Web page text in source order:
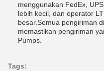
menggunakan FedEx,
lebih kecil, dan operator
besar.Semua pengiriman
memastikan pengiriman
Pumps.
Tags: